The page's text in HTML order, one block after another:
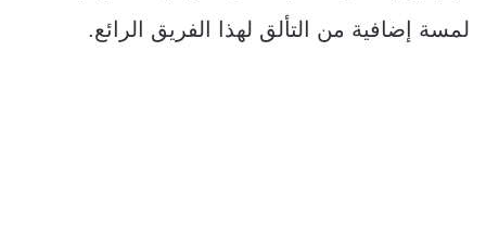
لمسة إضافية من التألق لهذا الفريق الرائع.